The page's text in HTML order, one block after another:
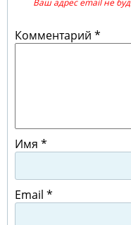
Ваш адрес email не
Комментарий *
Имя *
Email *